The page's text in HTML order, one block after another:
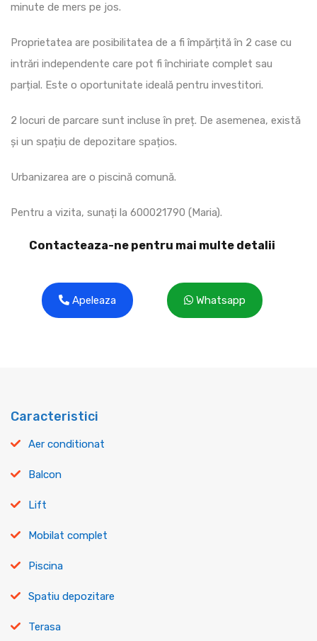
minute de mers pe jos.
Proprietatea are posibilitatea de a fi împărțită în 2 case cu
intrări independente care pot fi închiriate complet sau
parțial. Este o oportunitate ideală pentru investitori.
2 locuri de parcare sunt incluse în preț. De asemenea, există
și un spațiu de depozitare spațios.
Urbanizarea are o piscină comună.
Pentru a vizita, sunați la 600021790 (Maria).
Contacteaza-ne pentru mai multe detalii
Apeleaza Whatsapp
Caracteristici
Aer conditionat
Balcon
Lift
Mobilat complet
Piscina
Spatiu depozitare
Terasa